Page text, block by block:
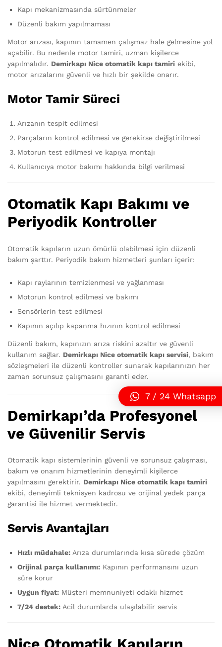
Kapı mekanizmasında sürtünmeler
Düzenli bakım yapılmaması
Motor arızası, kapının tamamen çalışmaz hale gelmesine yol
açabilir. Bu nedenle motor tamiri, uzman kişilerce
yapılmalıdır. Demirkapı Nice otomatik kapı tamiri ekibi,
motor arızalarını güvenli ve hızlı bir şekilde onarır.
Motor Tamir Süreci
Arızanın tespit edilmesi
Parçaların kontrol edilmesi ve gerekirse değiştirilmesi
Motorun test edilmesi ve kapıya montajı
Kullanıcıya motor bakımı hakkında bilgi verilmesi
Otomatik Kapı Bakımı ve
Periyodik Kontroller
Otomatik kapıların uzun ömürlü olabilmesi için düzenli
bakım şarttır. Periyodik bakım hizmetleri şunları içerir:
Kapı raylarının temizlenmesi ve yağlanması
Motorun kontrol edilmesi ve bakımı
Sensörlerin test edilmesi
Kapının açılıp kapanma hızının kontrol edilmesi
Düzenli bakım, kapınızın arıza riskini azaltır ve güvenli
kullanım sağlar. Demirkapı Nice otomatik kapı servisi, bakım
sözleşmeleri ile düzenli kontroller sunarak kapılarınızın her
zaman sorunsuz çalışmasını garanti eder.
Demirkapı’da Profesyonel
ve Güvenilir Servis
Otomatik kapı sistemlerinin güvenli ve sorunsuz çalışması,
bakım ve onarım hizmetlerinin deneyimli kişilerce
yapılmasını gerektirir. Demirkapı Nice otomatik kapı tamiri
ekibi, deneyimli teknisyen kadrosu ve orijinal yedek parça
garantisi ile hizmet vermektedir.
Servis Avantajları
Hızlı müdahale: Arıza durumlarında kısa sürede çözüm
Orijinal parça kullanımı: Kapının performansını uzun
süre korur
Uygun fiyat: Müşteri memnuniyeti odaklı hizmet
7/24 destek: Acil durumlarda ulaşılabilir servis
7 / 24 Whatsapp